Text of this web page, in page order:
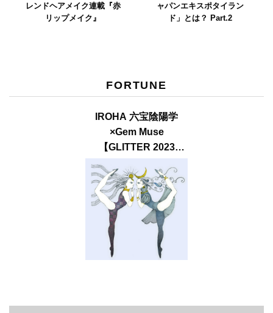
レンドヘアメイク連載『赤
リップメイク』
ャパンエキスポタイラン
ド」とは？ Part.2
FORTUNE
IROHA 六宝陰陽学
×Gem Muse
【GLITTER 2023
SUMMER issue】